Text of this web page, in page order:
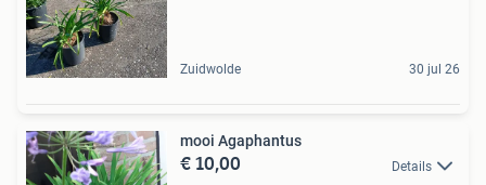
Zuidwolde 30 jul 26
mooi Agaphantus
€ 10,00 Details